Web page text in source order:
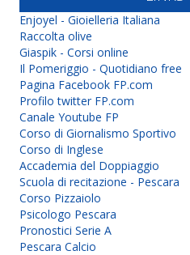
Enjoyel - Gioielleria Italiana
Raccolta olive
Giaspik - Corsi online
Il Pomeriggio - Quotidiano free
Pagina Facebook FP.com
Profilo twitter FP.com
Canale Youtube FP
Corso di Giornalismo Sportivo
Corso di Inglese
Accademia del Doppiaggio
Scuola di recitazione - Pescara
Corso Pizzaiolo
Psicologo Pescara
Pronostici Serie A
Pescara Calcio